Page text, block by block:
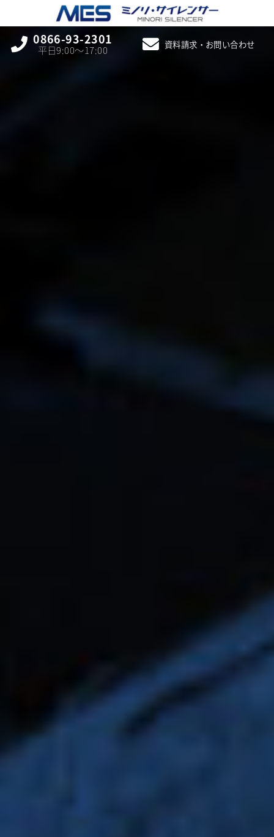
0866-93-2301
平日9:00〜17:00 資料請求・お問い合わせ